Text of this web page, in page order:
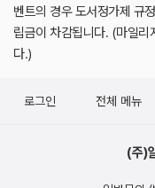
벤트의 경우 도서정가제 규
립금이 차감됩니다. (마일리
다.)
로그인 전체 메뉴
(주)